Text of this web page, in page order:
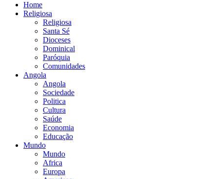
Home
Religiosa
Religiosa
Santa Sé
Dioceses
Dominical
Paróquia
Comunidades
Angola
Angola
Sociedade
Politica
Cultura
Saúde
Economia
Educação
Mundo
Mundo
Africa
Europa